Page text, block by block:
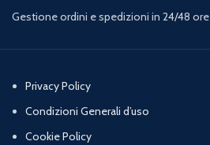
Gestione ordini e spedizioni in 24/48 ore
Privacy Policy
Condizioni Generali d’uso
Cookie Policy